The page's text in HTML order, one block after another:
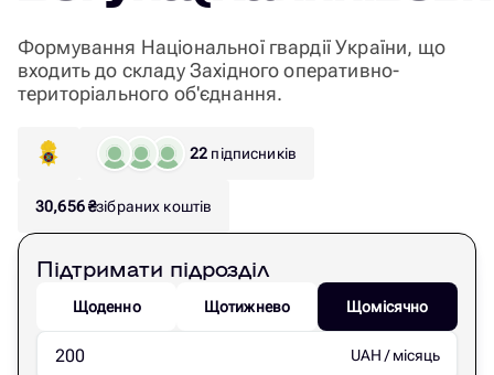
Формування Національної гвардії України, що
входить до складу Західного оперативно-
територіального об'єднання.
22 підписників
30,656₴зібраних коштів
Підтримати підрозділ
Щоденно Щотижнево Щомісячно
UAH / місяць